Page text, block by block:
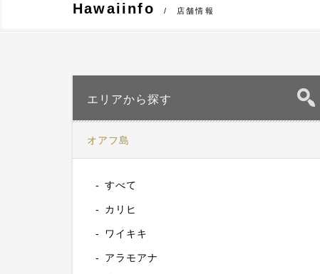
Hawaiinfo 店舗情報
エリアから探す
オアフ島
すべて
カリヒ
ワイキキ
アラモアナ